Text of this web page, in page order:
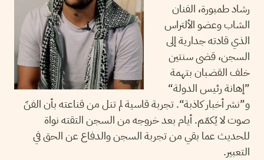
رشاد طمبورة، الفنان
الشاب وعضو الألتراس
الذي قادته جدارية إلى
السجن، قضى سنتين
خلف القضبان بتهمة
”إهانة رئيس الدولة“
و”نشر أخبار كاذبة“. تجربة قاسية لم تنل من قناعته بأن الفنّ
صوت لا يُكمّم. أيام بعد خروجه من السجن التقته نواة
للحديث عما بقي من تجربة السجن والدفاع عن الحق في
التعبير.